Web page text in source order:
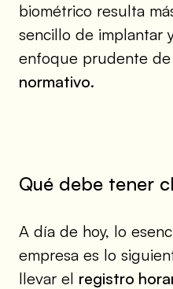
biométrico resulta
sencillo de implantar
enfoque prudente de
normativo.
Qué debe tener
A día de hoy, lo
empresa es lo
llevar el registro